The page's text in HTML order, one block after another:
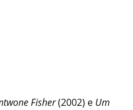
Fisher(2002) e Um